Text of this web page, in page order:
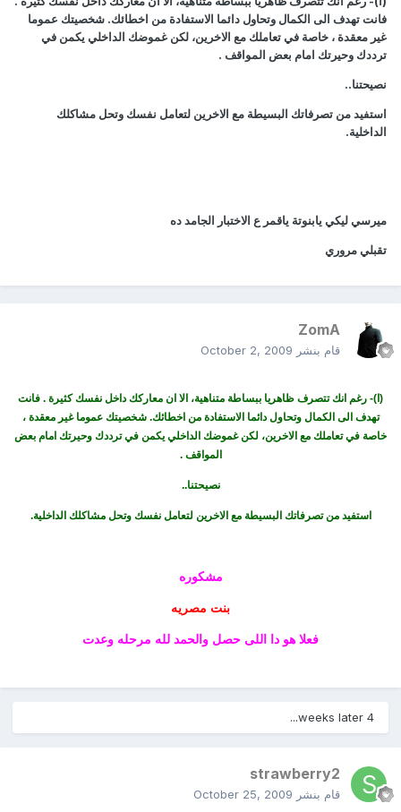
فانت تهدف الى الكمال وتحاول دائما الاستفادة من اخطائك. شخصيتك عموما
غير معقدة ، خاصة في تعاملك مع الاخرين، لكن غموضك الداخلي يكمن في
ترددك وحيرتك امام بعض المواقف .
نصيحتنا..
استفيد من تصرفاتك البسيطة مع الاخرين لتعامل نفسك وتحل مشاكلك
الداخلية.
ميرسي ليكي يابنوتة ياقمر ع الاختبار الجامد ده
تقبلي مروري
ZomA
قام بنشر October 2, 2009
(ا)- رغم انك تتصرف ظاهريا ببساطة متناهية، الا ان معاركك داخل نفسك كثيرة . فانت
تهدف الى الكمال وتحاول دائما الاستفادة من اخطائك. شخصيتك عموما غير معقدة ،
خاصة في تعاملك مع الاخرين، لكن غموضك الداخلي يكمن في ترددك وحيرتك امام بعض
المواقف .
نصيحتنا..
استفيد من تصرفاتك البسيطة مع الاخرين لتعامل نفسك وتحل مشاكلك الداخلية.
مشكوره
بنت مصريه
فعلا هو دا اللى حصل والحمد لله مرحله وعدت
4 weeks later...
strawberry2
قام بنشر October 25, 2009